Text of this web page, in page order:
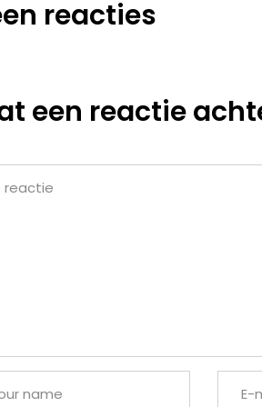
reacties
een reactie